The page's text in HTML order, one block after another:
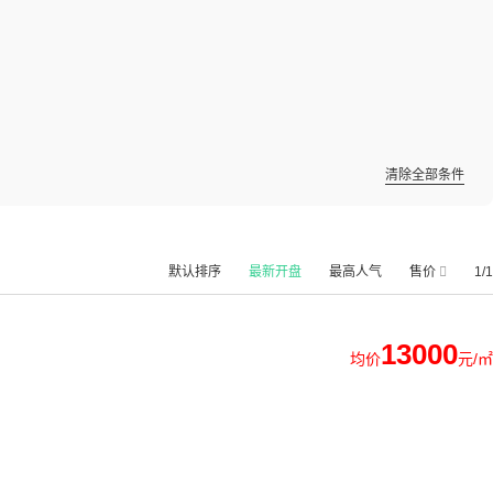
清除全部条件
1/1
默认排序 最新开盘 最高人气 售价
均价13000元/㎡